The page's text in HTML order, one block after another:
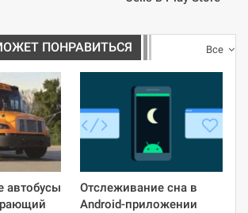
Все
ПОНРАВИТЬСЯ
автобусы
Отслеживание сна в
Android-приложении